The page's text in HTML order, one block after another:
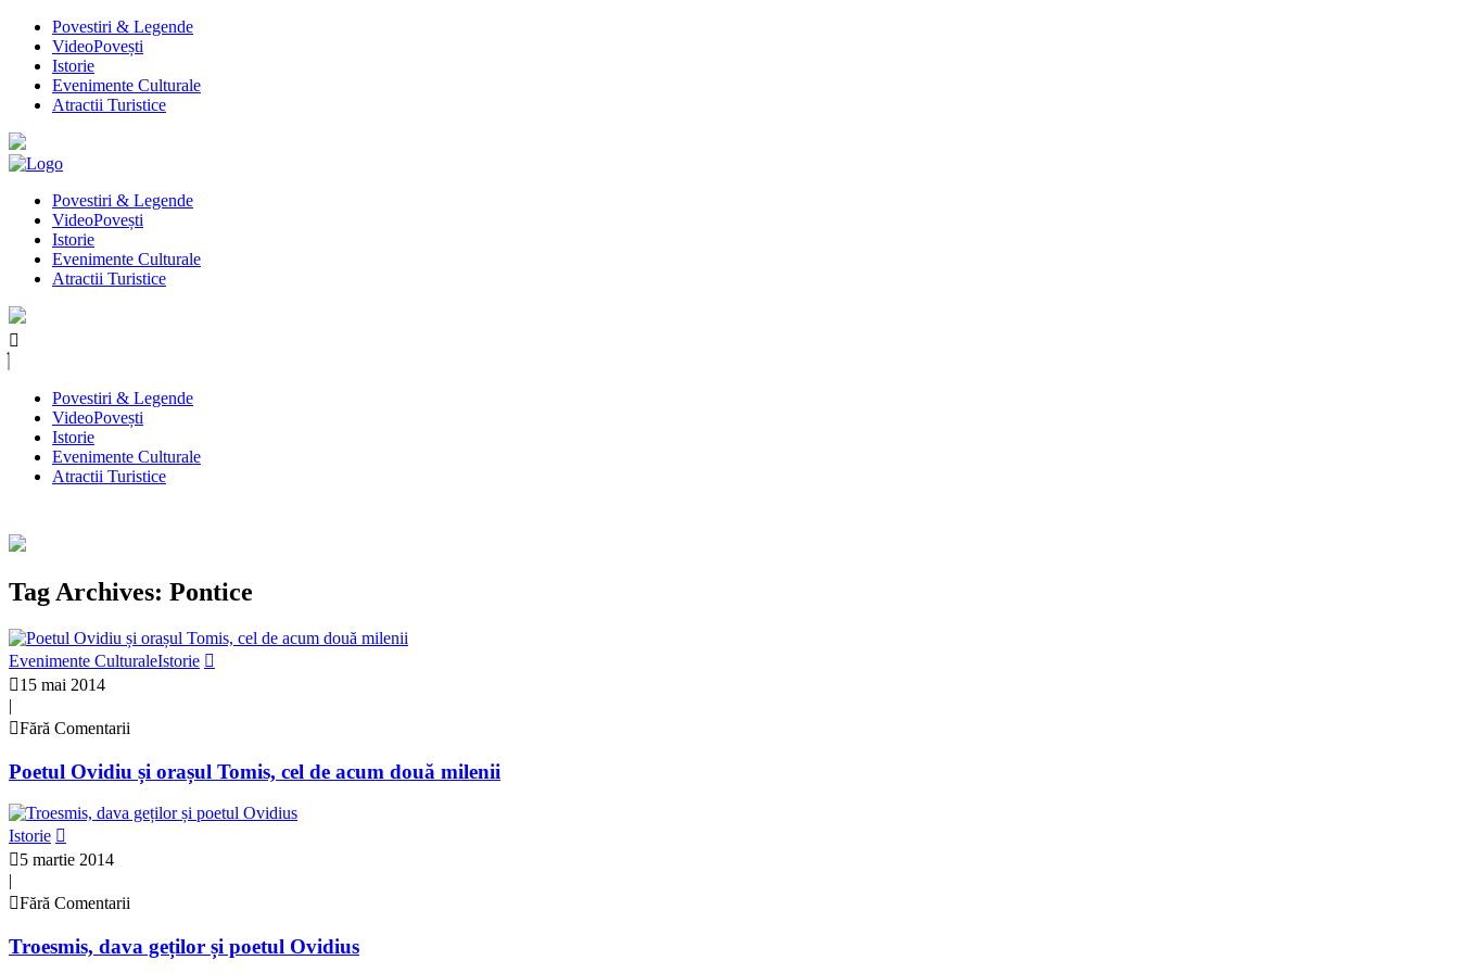
Povestiri & Legende
VideoPovești
Istorie
Evenimente Culturale
Atractii Turistice
Povestiri & Legende
VideoPovești
Istorie
Evenimente Culturale
Atractii Turistice
Povestiri & Legende
VideoPovești
Istorie
Evenimente Culturale
Atractii Turistice
Tag Archives: Pontice
Evenimente CulturaleIstorie
15 mai 2014
|
Fără Comentarii
Poetul Ovidiu și orașul Tomis, cel de acum două milenii
Istorie
5 martie 2014
|
Fără Comentarii
Troesmis, dava geților și poetul Ovidius